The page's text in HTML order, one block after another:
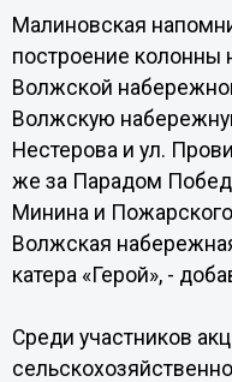
Малиновская
построение колонны
Волжской
Волжскую
Нестерова и ул.
же за Парадом
Минина и
Волжская
катера «Герой», -
Среди участников